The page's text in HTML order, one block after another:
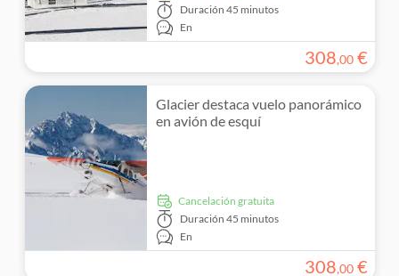
Duración 45 minutos
En
308,00 €
Glacier destaca vuelo panorámico
en avión de esquí
cancelación gratuita
Duración 45 minutos
En
308,00 €